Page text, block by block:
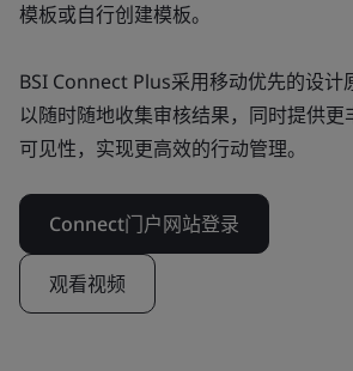
模板或自行创建模板。
BSI Connect Plus采用移动优先的设计
以随时随地收集审核结果，同时提供更
可见性，实现更高效的行动管理。
Connect门户网站登录
观看视频